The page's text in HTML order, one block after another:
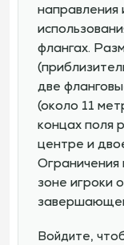
направления
флангах.
две
(около 11
концах поля
центре и
Ограничения
зоне игроки
Войдите,